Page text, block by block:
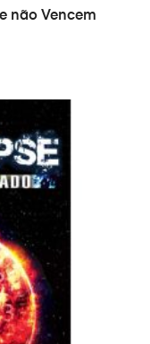
não Vencem